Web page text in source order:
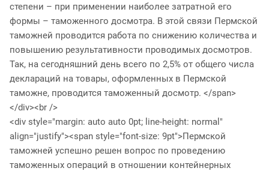
степени – при применении наиболее затратной его
формы – таможенного досмотра. В этой связи Пермской
таможней проводится работа по снижению количества и
повышению результативности проводимых досмотров.
Так, на сегодняшний день всего по 2,5% от общего числа
деклараций на товары, оформленных в Пермской
таможне, проводится таможенный досмотр. </span>
</div><br />
<div style="margin: auto auto 0pt; line-height: normal"
align="justify"><span style="font-size: 9pt">Пермской
таможней успешно решен вопрос по проведению
таможенных операций в отношении контейнерных